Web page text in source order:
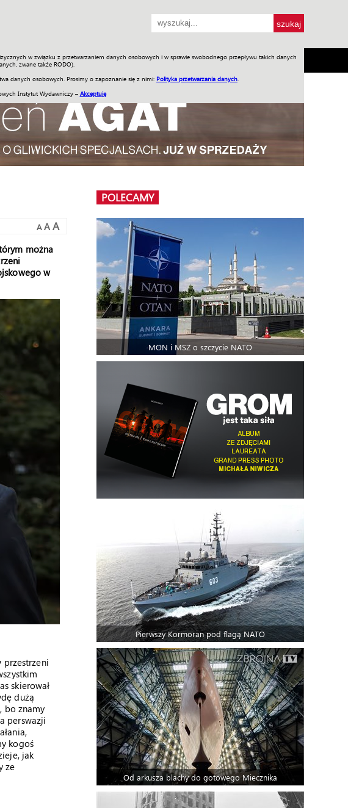
w związku z przetwarzaniem danych osobowych i w sprawie swobodnego przepływu takich danych
zwane także RODO).
danych osobowych. Prosimy o zapoznanie się z nimi: Polityka przetwarzania danych
Instytut Wydawniczy – Akceptuję
Wideo ENGLISH SKLEP Jednodniówki Praca w WIW
A A A
można
w
przestrzeni
skierował
dużą
bo znamy
perswazji
kogoś
jak
ze
POLECAMY
MON i MSZ o szczycie NATO
Pierwszy Kormoran pod flagą NATO
Od arkusza blachy do gotowego Miecznika